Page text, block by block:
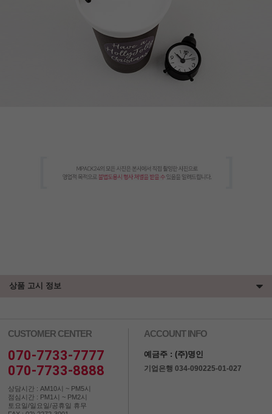
상품 고시 정보
CUSTOMER CENTER
070-7733-7777
070-7733-8888
상담시간 : AM10시 ~ PM5시
점심시간 : PM1시 ~ PM2시
토요일/일요일/공휴일 휴무
ACCOUNT INFO
예금주 : (주)명인
기업은행 034-090225-01-027